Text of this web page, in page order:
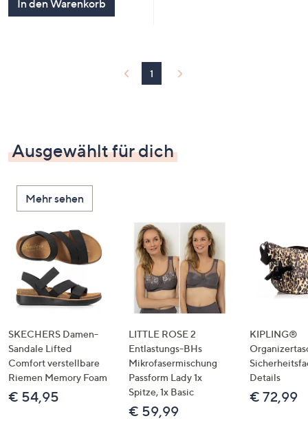
In den Warenkorb
1
Ausgewählt für dich
Mehr sehen
SKECHERS Damen-
Sandale Lifted
Comfort verstellbare
Riemen Memory Foam
€ 54,95
LITTLE ROSE 2
Entlastungs-BHs
Mikrofasermischung
Passform Lady 1x
Spitze, 1x Basic
€ 59,99
KIPLING®
Details
€ 72,99